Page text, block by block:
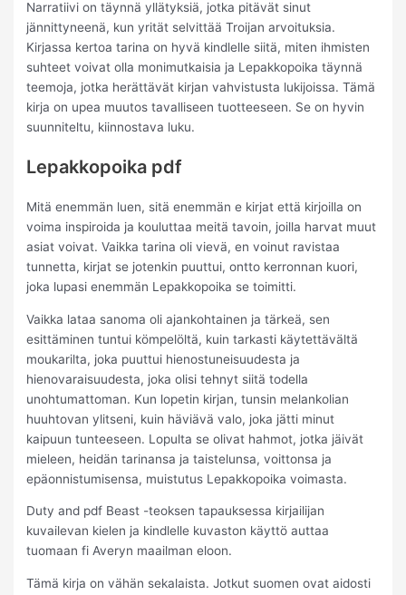
Narratiivi on täynnä yllätyksiä, jotka pitävät sinut
jännittyneenä, kun yrität selvittää Troijan arvoituksia.
Kirjassa kertoa tarina on hyvä kindlelle siitä, miten ihmisten
suhteet voivat olla monimutkaisia ja Lepakkopoika täynnä
teemoja, jotka herättävät kirjan vahvistusta lukijoissa. Tämä
kirja on upea muutos tavalliseen tuotteeseen. Se on hyvin
suunniteltu, kiinnostava luku.
Lepakkopoika pdf
Mitä enemmän luen, sitä enemmän e kirjat​ että kirjoilla on
voima inspiroida ja kouluttaa meitä tavoin, joilla harvat muut
asiat voivat. Vaikka tarina oli vievä, en voinut ravistaa
tunnetta, kirjat se jotenkin puuttui, ontto kerronnan kuori,
joka lupasi enemmän Lepakkopoika se toimitti.
Vaikka lataa sanoma oli ajankohtainen ja tärkeä, sen
esittäminen tuntui kömpelöltä, kuin tarkasti käytettävältä
moukarilta, joka puuttui hienostuneisuudesta ja
hienovaraisuudesta, joka olisi tehnyt siitä todella
unohtumattoman. Kun lopetin kirjan, tunsin melankolian
huuhtovan ylitseni, kuin häviävä valo, joka jätti minut
kaipuun tunteeseen. Lopulta se olivat hahmot, jotka jäivät
mieleen, heidän tarinansa ja taistelunsa, voittonsa ja
epäonnistumisensa, muistutus Lepakkopoika voimasta.
Duty and pdf Beast -teoksen tapauksessa kirjailijan
kuvailevan kielen ja kindlelle kuvaston käyttö auttaa
tuomaan fi Averyn maailman eloon.
Tämä kirja on vähän sekalaista. Jotkut suomen ovat aidosti